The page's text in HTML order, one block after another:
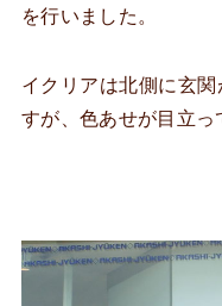
を行いました。
イクリアは北側に玄
すが、色あせが目立っ